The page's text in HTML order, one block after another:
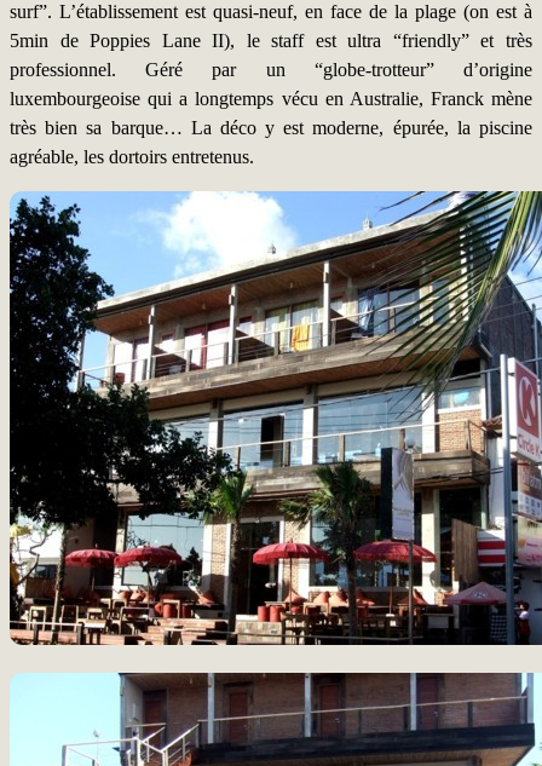
surf”. L’établissement est quasi-neuf, en face de la plage (on est à
5min de Poppies Lane II), le staff est ultra “friendly” et très
professionnel. Géré par un “globe-trotteur” d’origine
luxembourgeoise qui a longtemps vécu en Australie, Franck mène
très bien sa barque… La déco y est moderne, épurée, la piscine
agréable, les dortoirs entretenus.